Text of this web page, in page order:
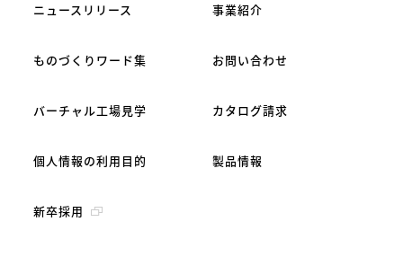
ニュースリリース
ものづくりワード集
バーチャル工場見学
個人情報の利用目的
新卒採用
事業紹介
お問い合わせ
カタログ請求
製品情報